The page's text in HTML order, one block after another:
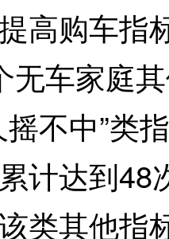
高购车指
无车家庭
摇不中”类
计达到48
类其他指